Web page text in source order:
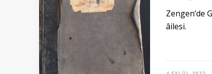
Zengen’de
âilesi.